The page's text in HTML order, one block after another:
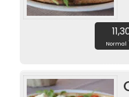
Normal